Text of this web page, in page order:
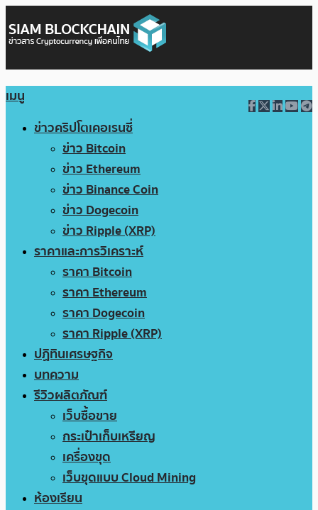
เมนู
ข่าวคริปโตเคอเรนซี่
ข่าว Bitcoin
ข่าว Ethereum
ข่าว Binance Coin
ข่าว Dogecoin
ข่าว Ripple (XRP)
ราคาและการวิเคราะห์
ราคา Bitcoin
ราคา Ethereum
ราคา Dogecoin
ราคา Ripple (XRP)
ปฏิทินเศรษฐกิจ
บทความ
รีวิวผลิตภัณฑ์
เว็บซื้อขาย
กระเป๋าเก็บเหรียญ
เครื่องขุด
เว็บขุดแบบ Cloud Mining
ห้องเรียน